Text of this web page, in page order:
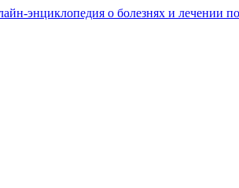
энциклопедия о болезнях и лечении